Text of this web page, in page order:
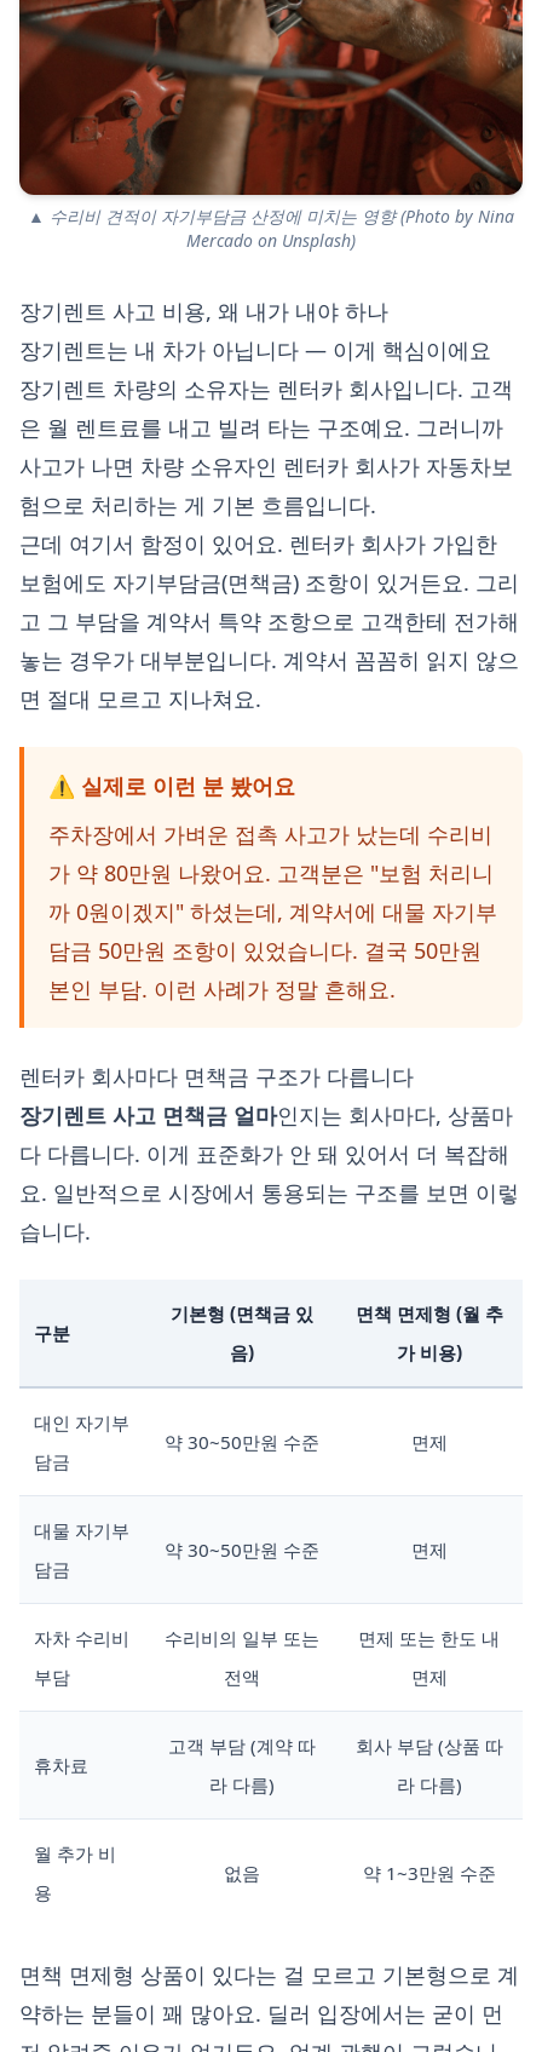
▲ 수리비 견적이 자기부담금 산정에 미치는 영향 (Photo by Nina
Mercado on Unsplash)
장기렌트 사고 비용, 왜 내가 내야 하나
장기렌트는 내 차가 아닙니다 — 이게 핵심이에요
장기렌트 차량의 소유자는 렌터카 회사입니다. 고객
은 월 렌트료를 내고 빌려 타는 구조예요. 그러니까
사고가 나면 차량 소유자인 렌터카 회사가 자동차보
험으로 처리하는 게 기본 흐름입니다.
근데 여기서 함정이 있어요. 렌터카 회사가 가입한
보험에도 자기부담금(면책금) 조항이 있거든요. 그리
고 그 부담을 계약서 특약 조항으로 고객한테 전가해
놓는 경우가 대부분입니다. 계약서 꼼꼼히 읽지 않으
면 절대 모르고 지나쳐요.
⚠️ 실제로 이런 분 봤어요
주차장에서 가벼운 접촉 사고가 났는데 수리비
가 약 80만원 나왔어요. 고객분은 "보험 처리니
까 0원이겠지" 하셨는데, 계약서에 대물 자기부
담금 50만원 조항이 있었습니다. 결국 50만원
본인 부담. 이런 사례가 정말 흔해요.
렌터카 회사마다 면책금 구조가 다릅니다
장기렌트 사고 면책금 얼마인지는 회사마다, 상품마
다 다릅니다. 이게 표준화가 안 돼 있어서 더 복잡해
요. 일반적으로 시장에서 통용되는 구조를 보면 이렇
습니다.
구분
기본형 (면책금 있
음)
면책 면제형 (월 추
가 비용)
대인 자기부
담금
약 30~50만원 수준 면제
대물 자기부
담금
약 30~50만원 수준 면제
자차 수리비
부담
수리비의 일부 또는
전액
면제 또는 한도 내
면제
휴차료
고객 부담 (계약 따
라 다름)
회사 부담 (상품 따
라 다름)
월 추가 비
용
없음 약 1~3만원 수준
면책 면제형 상품이 있다는 걸 모르고 기본형으로 계
약하는 분들이 꽤 많아요. 딜러 입장에서는 굳이 먼